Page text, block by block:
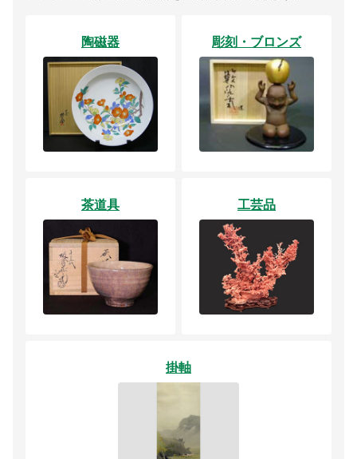
陶磁器 彫刻・ブロンズ
茶道具 工芸品
掛軸